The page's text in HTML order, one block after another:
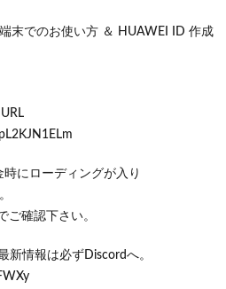
末でのお使い方 ＆ HUAWEI ID 作成
にローディングが入り
確認下さい。
新情報は必ずDiscordへ。